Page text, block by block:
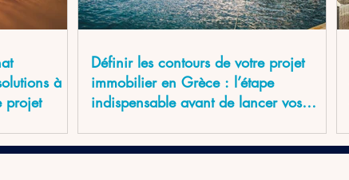
à
projet
Définir les contours de votre projet
immobilier en Grèce : l’étape
indispensable avant de lancer vos